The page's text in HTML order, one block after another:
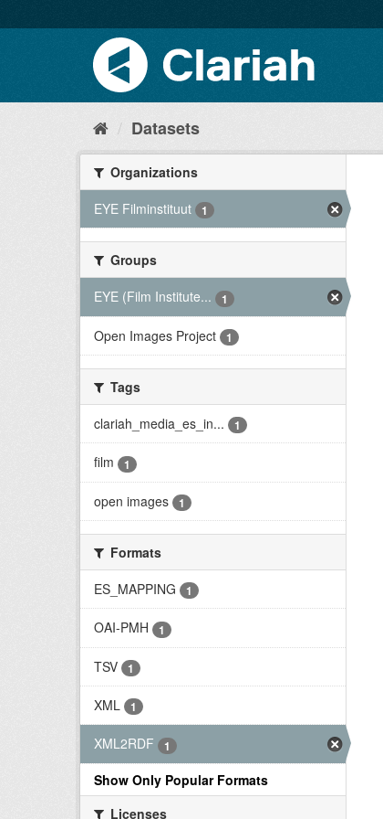
Datasets
Organizations
EYE Filminstituut
1
Groups
EYE (Film Institute...
1
Open Images Project 1
Tags
clariah_media_es_in...
1
film 1
open images 1
Formats
ES_MAPPING
1
OAI-PMH 1
TSV 1
XML 1
XML2RDF 1
Show Only Popular Formats
Licenses